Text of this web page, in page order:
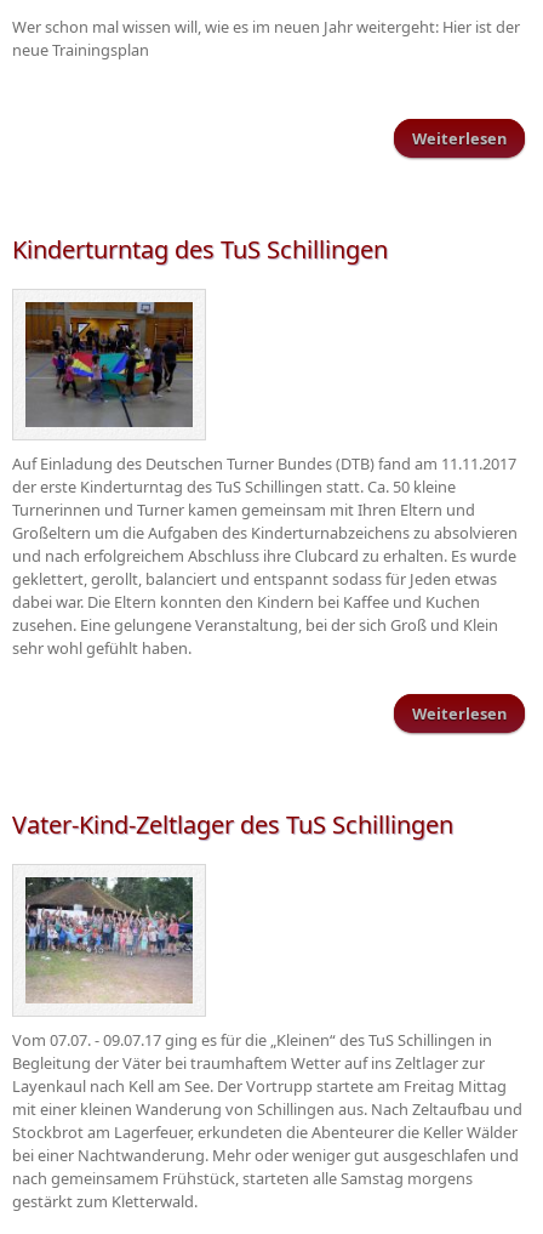
Wer schon mal wissen will, wie es im neuen Jahr weitergeht: Hier ist der
neue Trainingsplan
Weiterlesen
Kinderturntag des TuS Schillingen
Auf Einladung des Deutschen Turner Bundes (DTB) fand am 11.11.2017
der erste Kinderturntag des TuS Schillingen statt. Ca. 50 kleine
Turnerinnen und Turner kamen gemeinsam mit Ihren Eltern und
Großeltern um die Aufgaben des Kinderturnabzeichens zu absolvieren
und nach erfolgreichem Abschluss ihre Clubcard zu erhalten. Es wurde
geklettert, gerollt, balanciert und entspannt sodass für Jeden etwas
dabei war. Die Eltern konnten den Kindern bei Kaffee und Kuchen
zusehen. Eine gelungene Veranstaltung, bei der sich Groß und Klein
sehr wohl gefühlt haben.
Weiterlesen
Vater-Kind-Zeltlager des TuS Schillingen
Vom 07.07. - 09.07.17 ging es für die „Kleinen“ des TuS Schillingen in
Begleitung der Väter bei traumhaftem Wetter auf ins Zeltlager zur
Layenkaul nach Kell am See. Der Vortrupp startete am Freitag Mittag
mit einer kleinen Wanderung von Schillingen aus. Nach Zeltaufbau und
Stockbrot am Lagerfeuer, erkundeten die Abenteurer die Keller Wälder
bei einer Nachtwanderung. Mehr oder weniger gut ausgeschlafen und
nach gemeinsamem Frühstück, starteten alle Samstag morgens
gestärkt zum Kletterwald.